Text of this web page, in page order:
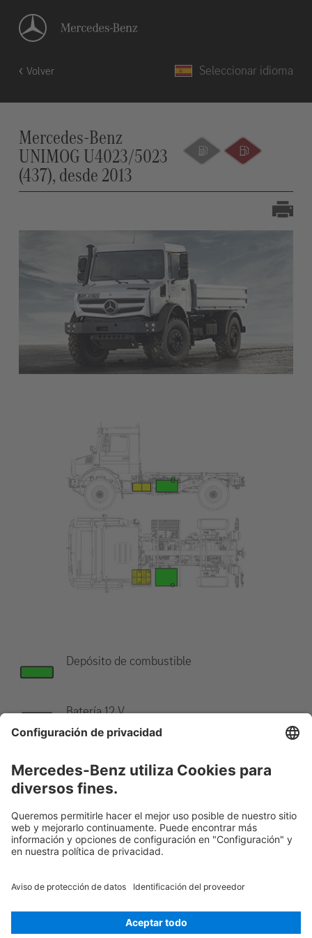
Volver Seleccionar idioma
Mercedes-Benz
UNIMOG U4023/5023
(437), desde 2013
Depósito de combustible
Batería 12 V
Indicación:Hay más información en nuestraguía de rescate.
Rescue Card None Versión 07/2026 02.0 ID-Nr.: 437.437
© 2026Mercedes-Benz AG